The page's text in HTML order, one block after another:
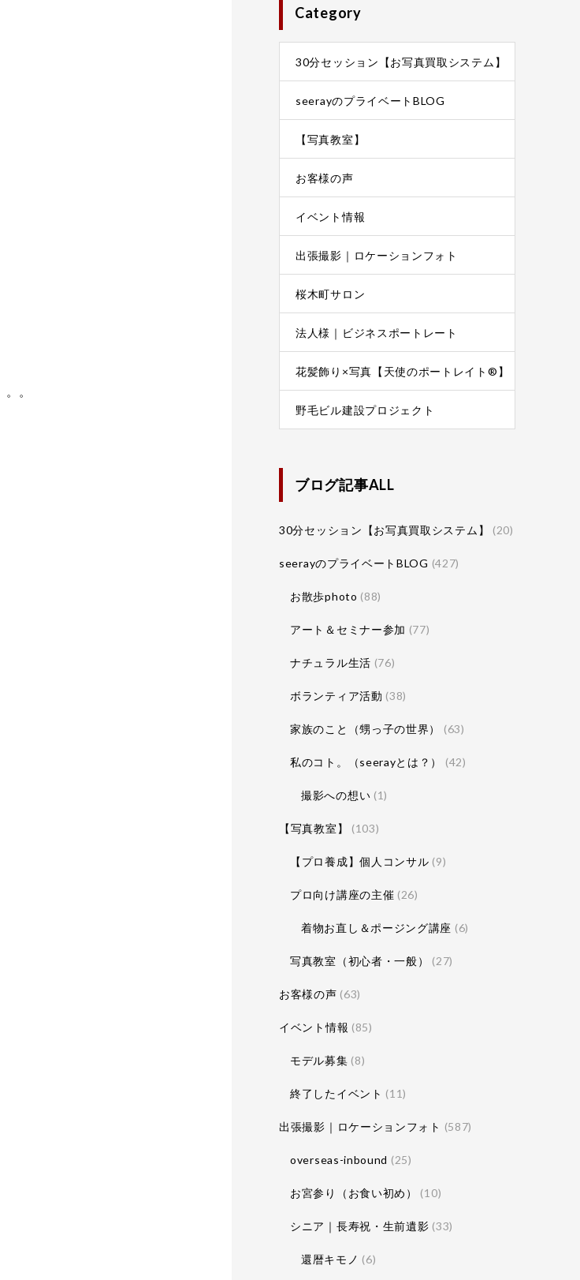
。
Category
30分セッション【お写真買取システム】
seerayのプライベートBLOG
【写真教室】
お客様の声
イベント情報
出張撮影｜ロケーションフォト
桜木町サロン
法人様｜ビジネスポートレート
花髪飾り×写真【天使のポートレイト®】
野毛ビル建設プロジェクト
ブログ記事ALL
30分セッション【お写真買取システム】 (20)
seerayのプライベートBLOG (427)
お散歩photo (88)
アート＆セミナー参加 (77)
ナチュラル生活 (76)
ボランティア活動 (38)
家族のこと（甥っ子の世界） (63)
私のコト。（seerayとは？） (42)
撮影への想い (1)
【写真教室】 (103)
【プロ養成】個人コンサル (9)
プロ向け講座の主催 (26)
着物お直し＆ポージング講座 (6)
写真教室（初心者・一般） (27)
お客様の声 (63)
イベント情報 (85)
モデル募集 (8)
終了したイベント (11)
出張撮影｜ロケーションフォト (587)
overseas-inbound (25)
お宮参り（お食い初め） (10)
シニア｜長寿祝・生前遺影 (33)
還暦キモノ (6)